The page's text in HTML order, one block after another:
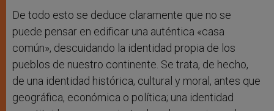
De todo esto se deduce claramente que no se
puede pensar en edificar una auténtica «casa
común», descuidando la identidad propia de los
pueblos de nuestro continente. Se trata, de hecho,
de una identidad histórica, cultural y moral, antes que
geográfica, económica o política; una identidad